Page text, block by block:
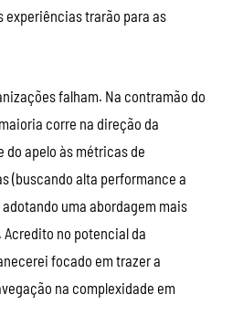
experiências trarão para as
falham. Na contramão do
corre na direção da
apelo às métricas de
(buscando alta performance a
uma abordagem mais
no potencial da
focado em trazer a
na complexidade em